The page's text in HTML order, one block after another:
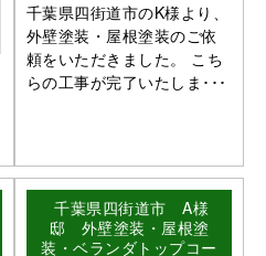
千葉県四街道市のK様より、
外壁塗装・屋根塗装のご依
頼をいただきました。 こち
らの工事が完了いたしま･･･
千葉県四街道市 A様
邸 外壁塗装・屋根塗
装・ベランダトップコー